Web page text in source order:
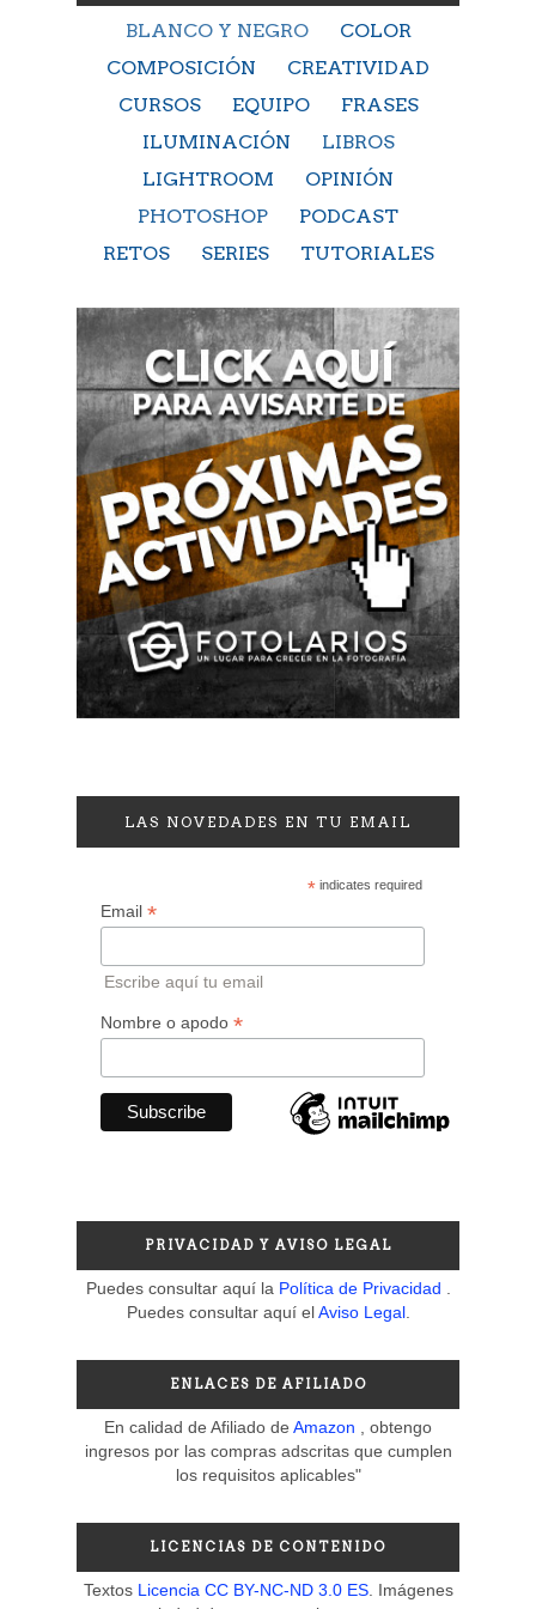
BLANCO Y NEGRO
COLOR
COMPOSICIÓN
CREATIVIDAD
CURSOS
EQUIPO
FRASES
ILUMINACIÓN
LIBROS
LIGHTROOM
OPINIÓN
PHOTOSHOP
PODCAST
RETOS
SERIES TUTORIALES
LAS NOVEDADES EN TU EMAIL
*indicates required
Email *
Escribe aquí tu email
Nombre o apodo *
PRIVACIDAD Y AVISO LEGAL
Puedes consultar aquí la Política de Privacidad .
Puedes consultar aquí elAviso Legal.
ENLACES DE AFILIADO
En calidad de Afiliado de Amazon , obtengo
ingresos por las compras adscritas que cumplen
los requisitos aplicables"
LICENCIAS DE CONTENIDO
Textos Licencia CC BY-NC-ND 3.0 ES. Imágenes